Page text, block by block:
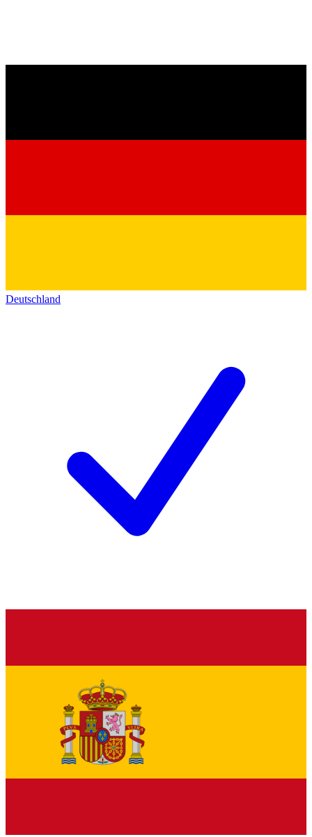
Deutschland